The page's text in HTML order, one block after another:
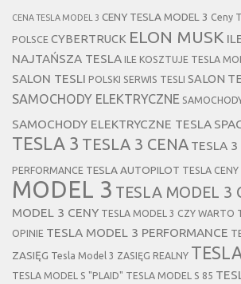
CENA TESLA MODEL 3 CENY TESLA MODEL 3 Ceny
POLSCE CYBERTRUCK ELON MUSK
NAJTAŃSZA TESLA ILE KOSZTUJE TESLA
SALON TESLI POLSKI SERWIS TESLI SALON
SAMOCHODY ELEKTRYCZNE
SAMOCHODY ELEKTRYCZNE TESLA
TESLA 3 TESLA 3 CENA TESLA 3
PERFORMANCE TESLA AUTOPILOT TESLA CENY
MODEL 3 TESLA MODEL 3
MODEL 3 CENY TESLA MODEL 3 CZY WARTO
OPINIE TESLA MODEL 3 PERFORMANCE
ZASIĘG Tesla Model 3 ZASIĘG REALNY
TESLA MODEL S "PLAID" TESLA MODEL S 85